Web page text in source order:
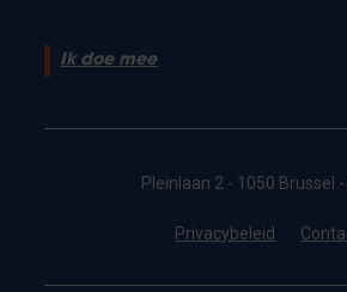
Ik doe mee
Pleinlaan 2 - 1050 Brussel
Privacybeleid